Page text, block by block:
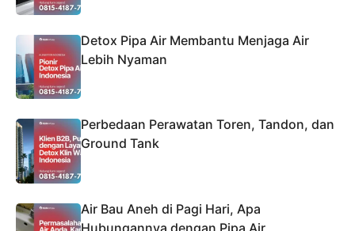
Detox Pipa Air Membantu Menjaga Air
Lebih Nyaman
Perbedaan Perawatan Toren, Tandon, dan
Ground Tank
Air Bau Aneh di Pagi Hari, Apa
Hubungannya dengan Pipa Air